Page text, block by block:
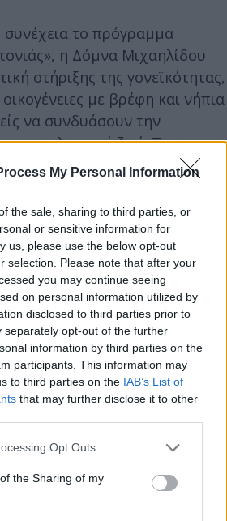
My Personal Information
the sale, sharing to third parties, or
or sensitive information for
us, please use the below opt-out
selection. Please note that after your
you may continue seeing
on personal information utilized by
disclosed to third parties prior to
separately opt-out of the further
information by third parties on the
participants. This information may
to third parties on the IAB’s List of
that may further disclose it to other
app uses one or more Google
or usage behaviour. You may click to
to Google and its third-party tags to
specified purposes in below Google
Opt Outs
the Sharing of my
το πρόγραμμα
η Δόμνα Μιχαηλίδου
στήριξης της γονεϊκότητας,
με βρέφη και νήπια
να συνδυάσουν την
επαγγελματική ζωή. Το
πιλοτικά σε 62 δήμους,
πλέον πανελλαδικά.
ξανά μετά το Πάσχα τόσο για
για την εγγραφή επιμελητών,
φτάνει έως τα 500 ευρώ
που εργάζονται με πλήρη
επαγγελματίες και
γονείς με μερική απασχόληση
σε αναζήτηση εργασίας.
χαρακτηριστικό του
εισοδηματικά κριτήρια.